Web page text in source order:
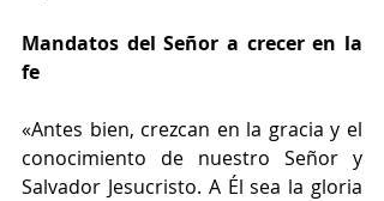
Mandatos del Señor a crecer en la
fe
«Antes bien, crezcan en la gracia y el
conocimiento de nuestro Señor y
Salvador Jesucristo. A Él sea la gloria